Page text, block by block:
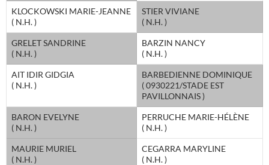
KLOCKOWSKI MARIE-JEANNE
( N.H. )
STIER VIVIANE
( N.H. )
GRELET SANDRINE
( N.H. )
BARZIN NANCY
( N.H. )
AIT IDIR GIDGIA
( N.H. )
BARBEDIENNE DOMINIQUE
( 0930221/STADE EST
PAVILLONNAIS )
BARON EVELYNE
( N.H. )
PERRUCHE MARIE-HÉLÈNE
( N.H. )
MAURIE MURIEL
( N.H. )
CEGARRA MARYLINE
( N.H. )